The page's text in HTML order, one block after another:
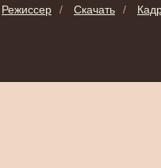
Режиссер / Скачать /